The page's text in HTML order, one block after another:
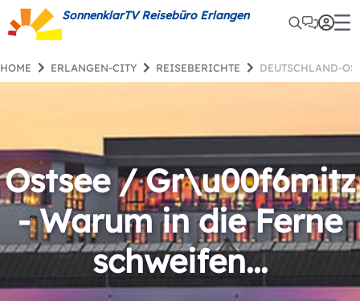
SonnenklarTV Reisebüro Erlangen
HOME ERLANGEN-CITY REISEBERICHTE DEUTSCHLAND-
Ostsee / Gr\u00f6mitz
- Warum in die Ferne
schweifen...